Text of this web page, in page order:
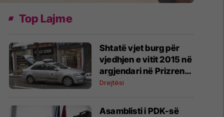
Top Lajme
Shtatë vjet burg për
vjedhjen e vitit 2015 në
argjendari në Prizren,
Gjykata urdhëron
mijë eurove
Drejtësi
Asamblisti i PDK-së